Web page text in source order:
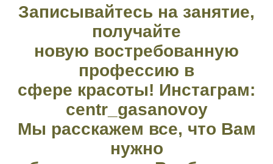
Записывайтесь на занятие,
получайте
новую востребованную
профессию в
сфере красоты! Инстаграм:
centr_gasanovoy
Мы расскажем все, что Вам
нужно